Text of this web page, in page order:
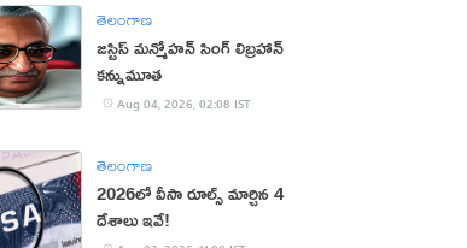
తెలంగాణ
జస్టిస్ మన్మోహన్ సింగ్ లిబ్రహాన్
కన్నుమూత
Aug 04, 2026, 02:08 IST
తెలంగాణ
2026లో వీసా రూల్స్ మార్చిన 4
దేశాలు ఇవే!